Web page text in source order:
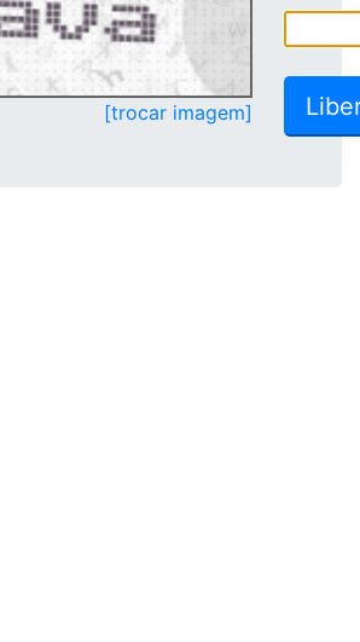
[trocar imagem]